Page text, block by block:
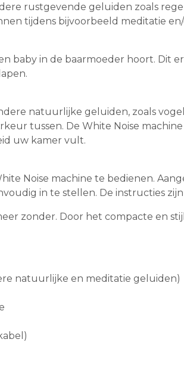
rustgevende geluiden zoals
tijdens bijvoorbeeld meditatie en/
baby in de baarmoeder hoort. Dit
natuurlijke geluiden, zoals
tussen. De White Noise
uw kamer vult.
Noise machine te bedienen.
in te stellen. De instructies
zonder. Door het compacte en
natuurlijke en meditatie geluiden)